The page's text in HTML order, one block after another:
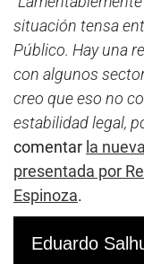
situación tensa
Público. Hay una
con algunos
creo que eso no
estabilidad legal,
comentar la
presentada por
Espinoza.